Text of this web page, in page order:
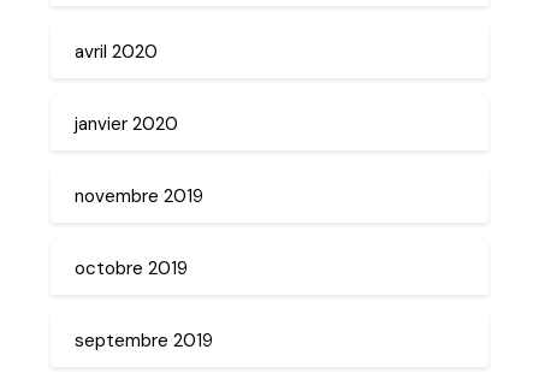
avril 2020
janvier 2020
novembre 2019
octobre 2019
septembre 2019